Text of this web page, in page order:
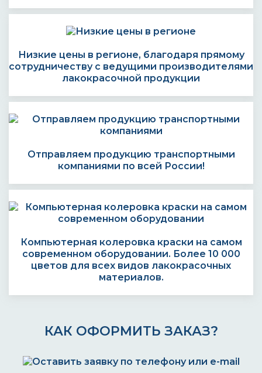
Низкие цены в регионе, благодаря прямому
сотрудничеству с ведущими производителями
лакокрасочной продукции
Отправляем продукцию транспортными
компаниями по всей России!
Компьютерная колеровка краски на самом
современном оборудовании. Более 10 000
цветов для всех видов лакокрасочных
материалов.
КАК ОФОРМИТЬ ЗАКАЗ?